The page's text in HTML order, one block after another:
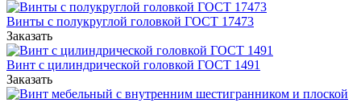
Винты с полукруглой головкой ГОСТ 17473
Заказать
Винт с цилиндрической головкой ГОСТ 1491
Заказать